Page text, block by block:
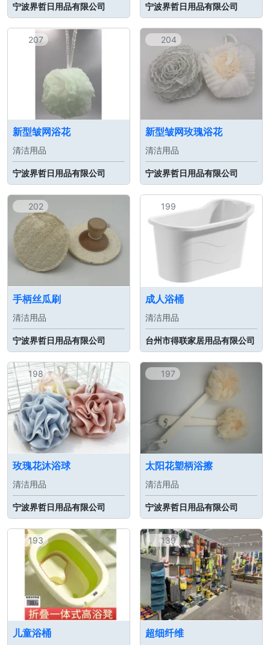
宁波界哲日用品有限公司 宁波界哲日用品有限公司
207
新型皱网浴花
清洁用品
宁波界哲日用品有限公司
204
新型皱网玫瑰浴花
清洁用品
宁波界哲日用品有限公司
202
手柄丝瓜刷
清洁用品
宁波界哲日用品有限公司
199
成人浴桶
清洁用品
台州市得联家居用品有限公司
198
玫瑰花沐浴球
清洁用品
宁波界哲日用品有限公司
197
太阳花塑柄浴擦
清洁用品
宁波界哲日用品有限公司
193
儿童浴桶
139
超细纤维